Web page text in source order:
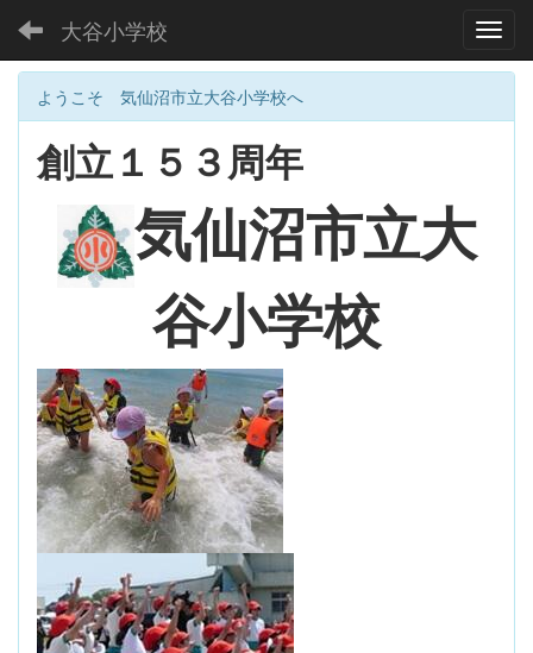
大谷小学校
ようこそ 気仙沼市立大谷小学校へ
創立１５３周年
気仙沼市立大
谷小学校